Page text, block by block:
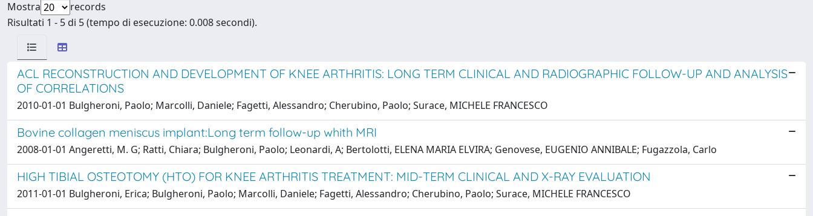
Mostra
records
Risultati 1 - 5 di 5 (tempo di esecuzione: 0.008 secondi).
ACL RECONSTRUCTION AND DEVELOPMENT OF KNEE ARTHRITIS: LONG TERM CLINICAL AND RADIOGRAPHIC FOLLOW-UP AND ANALYSIS
OF CORRELATIONS
2010-01-01 Bulgheroni, Paolo; Marcolli, Daniele; Fagetti, Alessandro; Cherubino, Paolo; Surace, MICHELE FRANCESCO
Bovine collagen meniscus implant:Long term follow-up whith MRI
2008-01-01 Angeretti, M. G; Ratti, Chiara; Bulgheroni, Paolo; Leonardi, A; Bertolotti, ELENA MARIA ELVIRA; Genovese, EUGENIO ANNIBALE; Fugazzola, Carlo
HIGH TIBIAL OSTEOTOMY (HTO) FOR KNEE ARTHRITIS TREATMENT: MID-TERM CLINICAL AND X-RAY EVALUATION
2011-01-01 Bulgheroni, Erica; Bulgheroni, Paolo; Marcolli, Daniele; Fagetti, Alessandro; Cherubino, Paolo; Surace, MICHELE FRANCESCO